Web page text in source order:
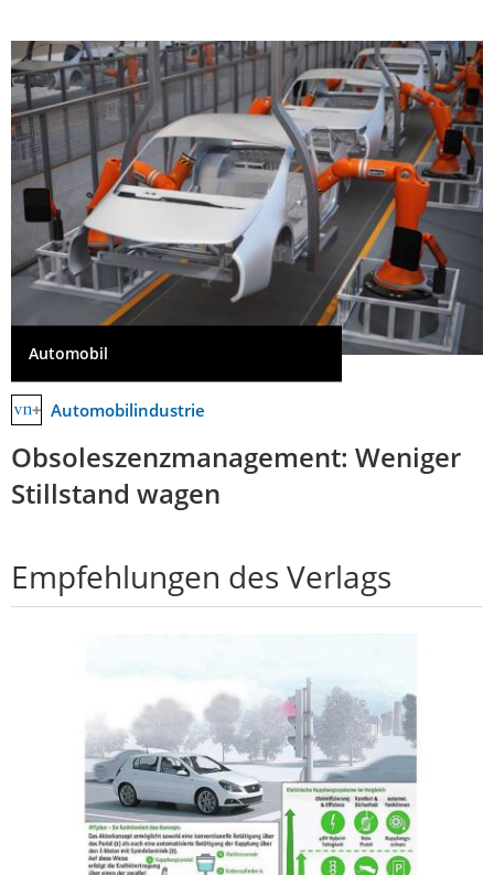
Automobil
Automobilindustrie
Obsoleszenzmanagement: Weniger
Stillstand wagen
Empfehlungen des Verlags